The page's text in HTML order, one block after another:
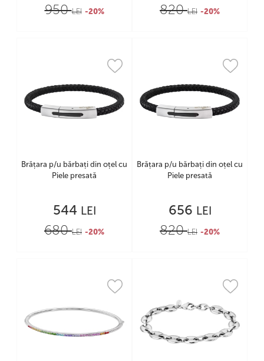
950LEI -20% 820LEI -20%
Brățara p/u bărbați din oțel cu
Piele presată
544 LEI
680LEI -20%
Brățara p/u bărbați din oțel cu
Piele presată
656 LEI
820LEI -20%